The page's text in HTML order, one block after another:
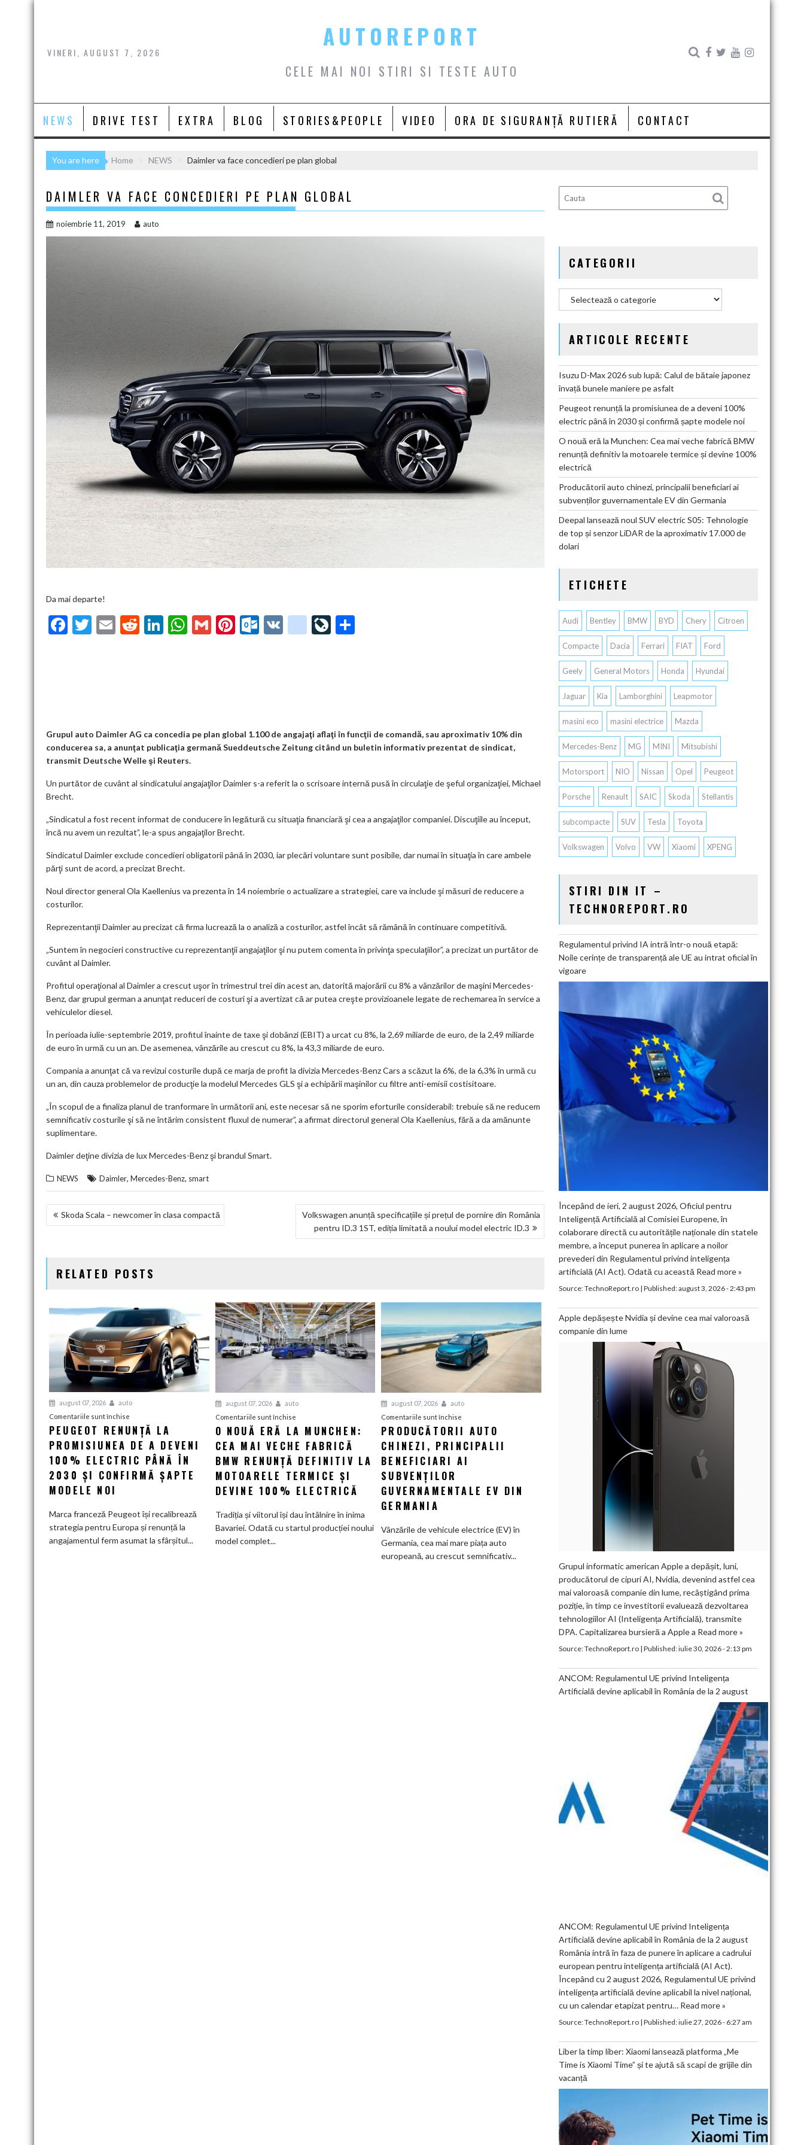
Skip
VINERI, AUGUST 7, 2026
AUTOREPORT
CELE MAI NOI STIRI SI TESTE AUTO
NEWS DRIVE TEST EXTRA BLOG STORIES&PEOPLE VIDEO ORA DE SIGURANȚĂ RUTIERĂ CONTACT
You are here Home NEWS Daimler va face concedieri pe plan global
DAIMLER VA FACE CONCEDIERI PE PLAN GLOBAL
noiembrie 11, 2019 auto
Da mai departe!
F
k
T
E
R
Li W
p
G
Pi O
m
V
g
o
o
k
ar
Li
Grupul auto Daimler AG ca concedia pe plan global 1.100 de angajaţi aflaţi în funcţii de comandă, sau aproximativ 10% din
conducerea sa, a anunţat publicaţia germană Sueddeutsche Zeitung citând un buletin informativ prezentat de sindicat,
transmit Deutsche Welle şi Reuters.
Un purtător de cuvânt al sindicatului angajaţilor Daimler s-a referit la o scrisoare internă pusă în circulaţie de şeful organizaţiei, Michael
Brecht.
„Sindicatul a fost recent informat de conducere în legătură cu situaţia financiară şi cea a angajaţilor companiei. Discuţiile au început,
încă nu avem un rezultat”, le-a spus angajaţilor Brecht.
Sindicatul Daimler exclude concedieri obligatorii până în 2030, iar plecări voluntare sunt posibile, dar numai în situaţia în care ambele
părţi sunt de acord, a precizat Brecht.
Noul director general Ola Kaellenius va prezenta în 14 noiembrie o actualizare a strategiei, care va include şi măsuri de reducere a
costurilor.
Reprezentanţii Daimler au precizat că firma lucrează la o analiză a costurilor, astfel încât să rămână în continuare competitivă.
„Suntem în negocieri constructive cu reprezentanţii angajaţilor şi nu putem comenta în privinţa speculaţiilor”, a precizat un purtător de
cuvânt al Daimler.
Profitul operaţional al Daimler a crescut uşor în trimestrul trei din acest an, datorită majorării cu 8% a vânzărilor de maşini Mercedes-
Benz, dar grupul german a anunţat reduceri de costuri şi a avertizat că ar putea creşte provizioanele legate de rechemarea în service a
vehiculelor diesel.
În perioada iulie-septembrie 2019, profitul înainte de taxe şi dobânzi (EBIT) a urcat cu 8%, la 2,69 miliarde de euro, de la 2,49 miliarde
de euro în urmă cu un an. De asemenea, vânzările au crescut cu 8%, la 43,3 miliarde de euro.
Compania a anunţat că va revizui costurile după ce marja de profit la divizia Mercedes-Benz Cars a scăzut la 6%, de la 6,3% în urmă cu
un an, din cauza problemelor de producţie la modelul Mercedes GLS şi a echipării maşinilor cu filtre anti-emisii costisitoare.
„În scopul de a finaliza planul de tranformare în următorii ani, este necesar să ne sporim eforturile considerabil: trebuie să ne reducem
semnificativ costurile şi să ne întărim consistent fluxul de numerar”, a afirmat directorul general Ola Kaellenius, fără a da amănunte
suplimentare.
Daimler deţine divizia de lux Mercedes-Benz şi brandul Smart.
NEWS Daimler, Mercedes-Benz, smart
NAVIGARE
Skoda Scala – newcomer în clasa compactă
Volkswagen anunță specificațiile și prețul de pornire din România
pentru ID.3 1ST, ediția limitată a noului model electric ID.3
RELATED POSTS
august 07, 2026
auto
Comentariile sunt închise
Peugeot
renunță
la
promisiunea
de
electric
PEUGEOT RENUNȚĂ LA
PROMISIUNEA DE A DEVENI
100% ELECTRIC PÂNĂ ÎN
2030 ȘI CONFIRMĂ ȘAPTE
MODELE NOI
Marca franceză Peugeot își recalibrează
strategia pentru Europa și renunță la
angajamentul ferm asumat la sfârșitul...
august 07, 2026
auto
Comentariile sunt închisepentru
O
nouă
eră
Munchen:
Cea
fabrică
O NOUĂ ERĂ LA MUNCHEN:
CEA MAI VECHE FABRICĂ
BMW RENUNȚĂ DEFINITIV LA
MOTOARELE TERMICE ȘI
DEVINE 100% ELECTRICĂ
Tradiția și viitorul își dau întâlnire în inima
Bavariei. Odată cu startul producției noului
model complet...
august 07, 2026
auto
Comentariile sunt închise
Producătorii
auto
chinezi,
ai
EV
din
Germania
PRODUCĂTORII AUTO
CHINEZI, PRINCIPALII
BENEFICIARI AI
SUBVENȚILOR
GUVERNAMENTALE EV DIN
GERMANIA
Vânzările de vehicule electrice (EV) în
Germania, cea mai mare piața auto
europeană, au crescut semnificativ...
CATEGORII
ARTICOLE RECENTE
Isuzu D-Max 2026 sub lupă: Calul de bătaie japonez
învață bunele maniere pe asfalt
Peugeot renunță la promisiunea de a deveni 100%
electric până în 2030 și confirmă șapte modele noi
O nouă eră la Munchen: Cea mai veche fabrică BMW
renunță definitiv la motoarele termice și devine 100%
electrică
Producătorii auto chinezi, principalii beneficiari ai
subvenților guvernamentale EV din Germania
Deepal lansează noul SUV electric S05: Tehnologie
de top și senzor LiDAR de la aproximativ 17.000 de
dolari
ETICHETE
Audi Bentley BMW BYD Chery Citroen
Compacte Dacia Ferrari FIAT Ford
Geely General Motors Honda Hyundai
Jaguar Kia Lamborghini Leapmotor
masini eco masini electrice Mazda
Mercedes-Benz MG MINI Mitsubishi
Motorsport NIO Nissan Opel Peugeot
Porsche Renault SAIC Skoda Stellantis
subcompacte SUV Tesla Toyota
Volkswagen Volvo VW Xiaomi XPENG
STIRI DIN IT –
TECHNOREPORT.RO
Regulamentul privind IA intră într-o nouă etapă:
Noile cerințe de transparență ale UE au intrat oficial în
vigoare
Începând de ieri, 2 august 2026, Oficiul pentru
Inteligență Artificială al Comisiei Europene, în
colaborare directă cu autoritățile naționale din statele
membre, a început punerea în aplicare a noilor
prevederi din Regulamentul privind inteligența
artificială (AI Act). Odată cu această Read more »
Source:TechnoReport.ro| Published:august 3, 2026 - 2:43 pm
Apple depășește Nvidia și devine cea mai valoroasă
companie din lume
Grupul informatic american Apple a depășit, luni,
producătorul de cipuri AI, Nvidia, devenind astfel cea
mai valoroasă companie din lume, recâștigând prima
poziție, în timp ce investitorii evaluează dezvoltarea
tehnologiilor AI (Inteligența Artificială), transmite
DPA. Capitalizarea bursieră a Apple a Read more »
Source:TechnoReport.ro| Published:iulie 30, 2026 - 2:13 pm
ANCOM: Regulamentul UE privind Inteligența
Artificială devine aplicabil în România de la 2 august
ANCOM: Regulamentul UE privind Inteligența
Artificială devine aplicabil în România de la 2 august
România intră în faza de punere în aplicare a cadrului
european pentru inteligența artificială (AI Act).
Începând cu 2 august 2026, Regulamentul UE privind
inteligența artificială devine aplicabil la nivel național,
cu un calendar etapizat pentru… Read more »
Source:TechnoReport.ro| Published:iulie 27, 2026 - 6:27 am
Liber la timp liber: Xiaomi lansează platforma „Me
Time is Xiaomi Time” și te ajută să scapi de grijile din
vacanță